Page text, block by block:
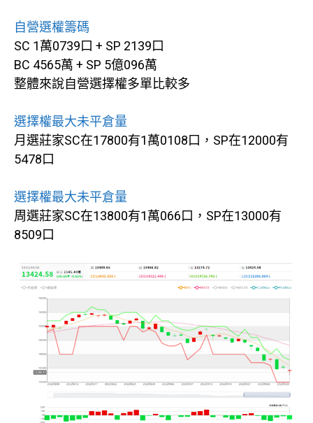
自營選權籌碼
SC 1萬0739口 + SP 2139口
BC 4565萬 + SP 5億096萬
整體來說自營選擇權多單比較多
選擇權最大未平倉量
月選莊家SC在17800有1萬0108口，SP在12000有
5478口
選擇權最大未平倉量
周選莊家SC在13800有1萬066口，SP在13000有
8509口